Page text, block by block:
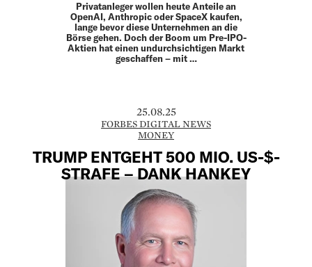
Privatanleger wollen heute Anteile an
OpenAI, Anthropic oder SpaceX kaufen,
lange bevor diese Unternehmen an die
Börse gehen. Doch der Boom um Pre-IPO-
Aktien hat einen undurchsichtigen Markt
geschaffen – mit …
25.08.25
FORBES DIGITAL NEWS
MONEY
TRUMP ENTGEHT 500 MIO. US-$-
STRAFE – DANK HANKEY